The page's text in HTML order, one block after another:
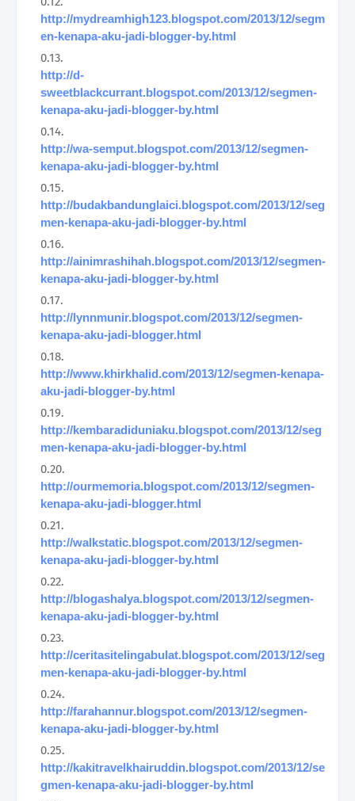
http://mydreamhigh123.blogspot.com/2013/12/segm
en-kenapa-aku-jadi-blogger-by.html
http://d-
sweetblackcurrant.blogspot.com/2013/12/segmen-
kenapa-aku-jadi-blogger-by.html
http://wa-semput.blogspot.com/2013/12/segmen-
kenapa-aku-jadi-blogger-by.html
http://budakbandunglaici.blogspot.com/2013/12/seg
men-kenapa-aku-jadi-blogger-by.html
http://ainimrashihah.blogspot.com/2013/12/segmen-
kenapa-aku-jadi-blogger-by.html
http://lynnmunir.blogspot.com/2013/12/segmen-
kenapa-aku-jadi-blogger.html
http://www.khirkhalid.com/2013/12/segmen-kenapa-
aku-jadi-blogger-by.html
http://kembaradiduniaku.blogspot.com/2013/12/seg
men-kenapa-aku-jadi-blogger-by.html
http://ourmemoria.blogspot.com/2013/12/segmen-
kenapa-aku-jadi-blogger.html
http://walkstatic.blogspot.com/2013/12/segmen-
kenapa-aku-jadi-blogger-by.html
http://blogashalya.blogspot.com/2013/12/segmen-
kenapa-aku-jadi-blogger-by.html
http://ceritasitelingabulat.blogspot.com/2013/12/seg
men-kenapa-aku-jadi-blogger-by.html
http://farahannur.blogspot.com/2013/12/segmen-
kenapa-aku-jadi-blogger-by.html
http://kakitravelkhairuddin.blogspot.com/2013/12/se
gmen-kenapa-aku-jadi-blogger-by.html